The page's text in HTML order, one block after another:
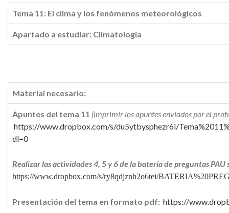
Tema 11: El clima y los fenómenos meteorológicos
Apartado a estudiar: Climatología
Material necesario:
Apuntes del tema 11 (imprimir los apuntes enviados por el
https://www.dropbox.com/s/du5ytbysphezr6i/
dl=0
Realizar las actividades 4, 5 y 6 de la batería de preguntas
https://www.dropbox.com/s/ry8qdjznh2o6tei/
Presentación del tema en formato pdf: https://